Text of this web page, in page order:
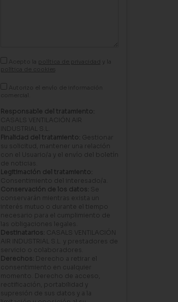
Acepto la política de privacidad y la
política de cookies
Autorizo el envío de información
comercial.
Responsable del tratamiento:
CASALS VENTILACIÓN AIR
INDUSTRIAL S.L.
Finalidad del tratamiento: Gestionar
su solicitud, mantener una relación
con el Usuario/a y el envío del boletín
de noticias.
Legitimación del tratamiento:
Consentimiento del interesado/a.
Conservación de los datos: Se
conservarán mientras exista un
interés mutuo o durante el tiempo
necesario para el cumplimiento de
las obligaciones legales.
Destinatarios: CASALS VENTILACIÓN
AIR INDUSTRIAL S.L. y prestadores de
servicio o colaboradores.
Derechos: Derecho a retirar el
consentimiento en cualquier
momento. Derecho de acceso,
rectificación, portabilidad y
supresión de sus datos y a la